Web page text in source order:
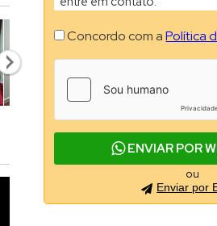
Concordo com aPolítica
ENVIAR POR
ou
Enviar por